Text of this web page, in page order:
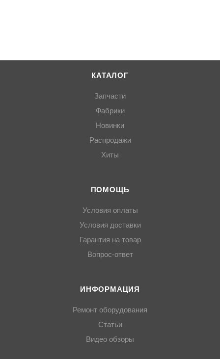
КАТАЛОГ
Запчасти
Фабрики
Новинки
Распродажи
Хиты
ПОМОЩЬ
Условия оплаты
Условия доставки
Гарантия на товар
Вопрос-ответ
ИНФОРМАЦИЯ
Ремонт оборудования
Статьи
Видео обзоры